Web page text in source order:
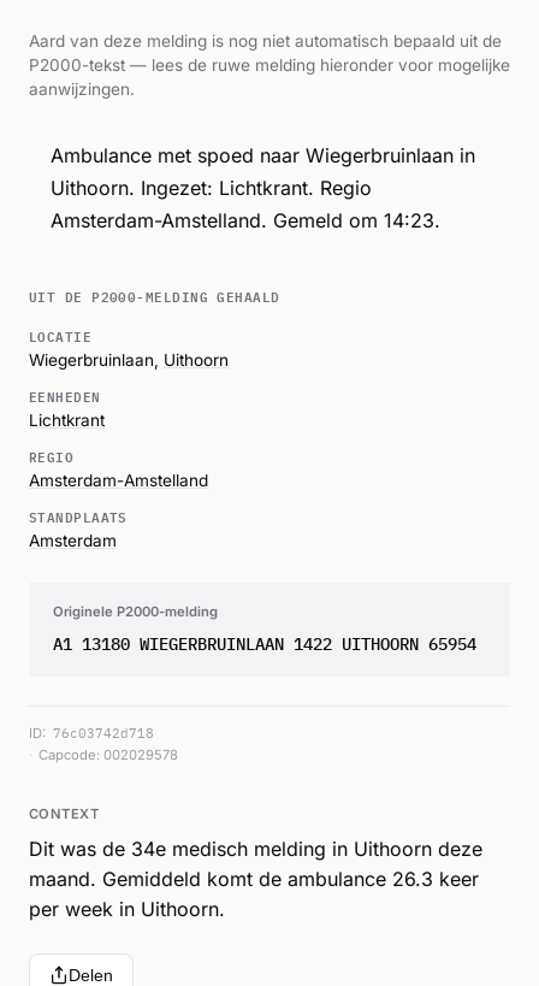
Aard van deze melding is nog niet automatisch bepaald uit de
P2000-tekst — lees de ruwe melding hieronder voor mogelijke
aanwijzingen.
Ambulance met spoed naar Wiegerbruinlaan in
Uithoorn. Ingezet: Lichtkrant. Regio
Amsterdam-Amstelland. Gemeld om 14:23.
UIT DE P2000-MELDING GEHAALD
LOCATIE
Wiegerbruinlaan, Uithoorn
EENHEDEN
Lichtkrant
REGIO
Amsterdam-Amstelland
STANDPLAATS
Amsterdam
Originele P2000-melding
A1 13180 WIEGERBRUINLAAN 1422 UITHOORN 65954
ID: 76c03742d718
Capcode: 002029578
CONTEXT
Dit was de 34e medisch melding in Uithoorn deze
maand. Gemiddeld komt de ambulance 26.3 keer
per week in Uithoorn.
Delen